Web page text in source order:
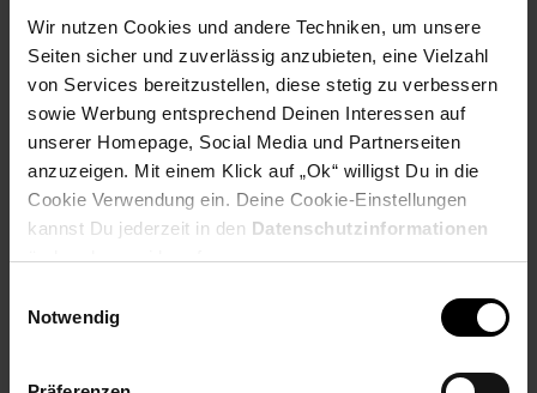
Wir nutzen Cookies und andere Techniken, um unsere
Seiten sicher und zuverlässig anzubieten, eine Vielzahl
von Services bereitzustellen, diese stetig zu verbessern
sowie Werbung entsprechend Deinen Interessen auf
unserer Homepage, Social Media und Partnerseiten
anzuzeigen. Mit einem Klick auf „Ok“ willigst Du in die
Cookie Verwendung ein. Deine Cookie-Einstellungen
kannst Du jederzeit in den Datenschutzinformationen
ändern bzw. widerrufen.
Notwendig
Die Western Digital My Book 8TB externe HDD-Festplatte ist
die ideale Lösung für Nutzer, die Wert auf große
Speicherkapazität, Sicherheit und schnelle Datenübertragung
legen. Mit einer Speicherkapazität von 8 Terabyte bietet diese
3,5-Zoll-Festplatte ausreichend Platz für Ihre umfangreichen
integrierte 256 Bit AES-Hardware-Verschlüsselung, um Ihre
Daten vor unbefugtem Zugriff zu schützen. Ihre sensiblen
Informationen bleiben sicher, selbst wenn die Festplatte